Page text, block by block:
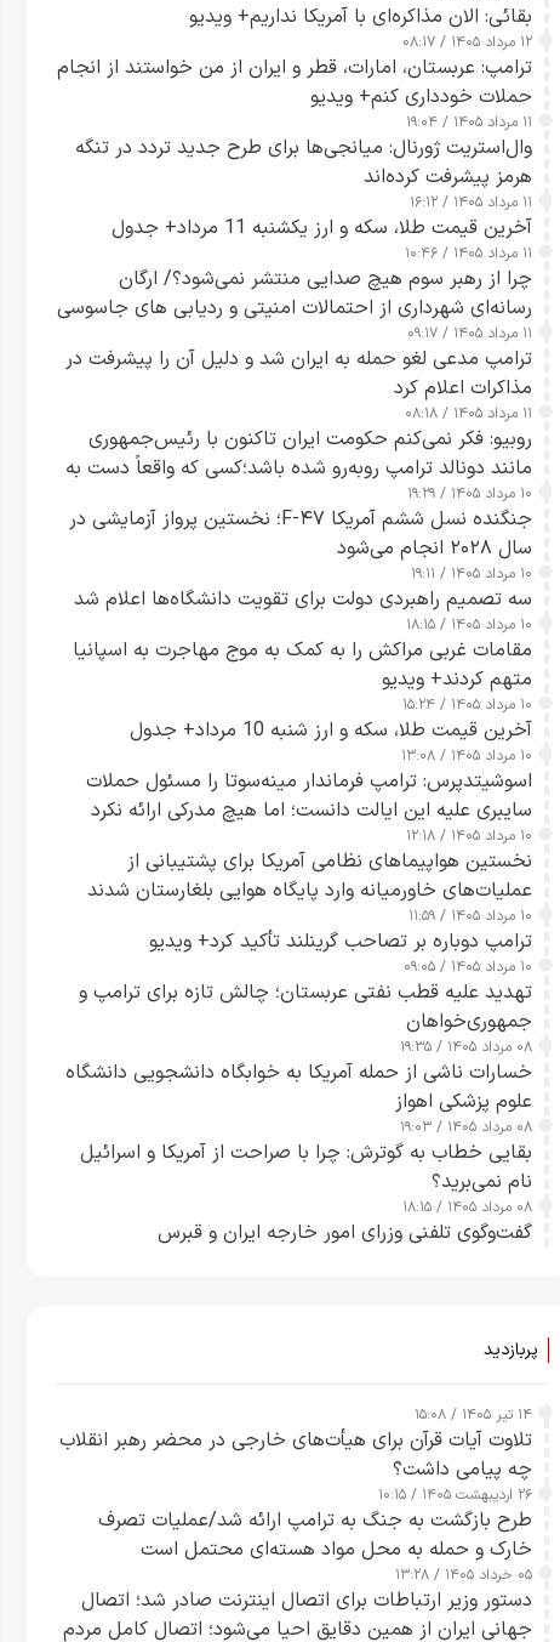
بقائی: الان مذاکره‌ای با آمریکا نداریم+ ویدیو
۱۲ مرداد ۱۴۰۵ / ۰۸:۱۷
ترامپ: عربستان، امارات، قطر و ایران از من خواستند از انجام
حملات خودداری کنم+ ویدیو
۱۱ مرداد ۱۴۰۵ / ۱۹:۰۴
وال‌استریت ژورنال: میانجی‌ها برای طرح جدید تردد در تنگه
هرمز پیشرفت کرده‌اند
۱۱ مرداد ۱۴۰۵ / ۱۶:۱۲
آخرین قیمت طلا، سکه و ارز یکشنبه 11 مرداد+ جدول
۱۱ مرداد ۱۴۰۵ / ۱۰:۴۶
چرا از رهبر سوم هیچ صدایی منتشر نمی‌شود؟/ ارگان
رسانه‌ای شهرداری از احتمالات امنیتی و ردیابی های جاسوسی
گفت
۱۱ مرداد ۱۴۰۵ / ۰۹:۱۷
ترامپ مدعی لغو حمله به ایران شد و دلیل آن را پیشرفت در
مذاکرات اعلام کرد
۱۱ مرداد ۱۴۰۵ / ۰۸:۱۸
روبیو: فکر نمی‌کنم حکومت ایران تاکنون با رئیس‌جمهوری
مانند دونالد ترامپ روبه‌رو شده باشد؛کسی که واقعاً دست به
اقدام می‌زند
۱۰ مرداد ۱۴۰۵ / ۱۹:۲۹
جنگنده نسل ششم آمریکا F-۴۷؛ نخستین پرواز آزمایشی در
سال ۲۰۲۸ انجام می‌شود
۱۰ مرداد ۱۴۰۵ / ۱۹:۱۱
سه تصمیم راهبردی دولت برای تقویت دانشگاه‌ها اعلام شد
۱۰ مرداد ۱۴۰۵ / ۱۸:۱۵
مقامات غربی مراکش را به کمک به موج مهاجرت به اسپانیا
متهم کردند+ ویدیو
۱۰ مرداد ۱۴۰۵ / ۱۵:۲۴
آخرین قیمت طلا، سکه و ارز شنبه 10 مرداد+ جدول
۱۰ مرداد ۱۴۰۵ / ۱۳:۰۸
اسوشیتدپرس: ترامپ فرماندار مینه‌سوتا را مسئول حملات
سایبری علیه این ایالت دانست؛ اما هیچ مدرکی ارائه نکرد
۱۰ مرداد ۱۴۰۵ / ۱۲:۱۸
نخستین هواپیماهای نظامی آمریکا برای پشتیبانی از
عملیات‌های خاورمیانه وارد پایگاه هوایی بلغارستان شدند
۱۰ مرداد ۱۴۰۵ / ۱۱:۵۹
ترامپ دوباره بر تصاحب گرینلند تأکید کرد+ ویدیو
۱۰ مرداد ۱۴۰۵ / ۰۹:۰۵
تهدید علیه قطب نفتی عربستان؛ چالش تازه برای ترامپ و
جمهوری‌خواهان
۰۸ مرداد ۱۴۰۵ / ۱۹:۳۵
خسارات ناشی از حمله آمریکا به خوابگاه دانشجویی دانشگاه
علوم پزشکی اهواز
۰۸ مرداد ۱۴۰۵ / ۱۹:۰۳
بقایی خطاب به گوترش: چرا با صراحت از آمریکا و اسرائیل
نام نمی‌برید؟
۰۸ مرداد ۱۴۰۵ / ۱۸:۱۵
گفت‌وگوی تلفنی وزرای امور خارجه ایران و قبرس
پربازدید
۱۴ تیر ۱۴۰۵ / ۱۵:۰۸
تلاوت آیات قرآن برای هیأت‌های خارجی در محضر رهبر انقلاب
چه پیامی داشت؟
۲۶ اردیبهشت ۱۴۰۵ / ۱۰:۱۵
طرح‌ بازگشت به جنگ به ترامپ ارائه شد/عملیات تصرف
خارک و حمله به محل مواد هسته‌ای محتمل است
۰۵ خرداد ۱۴۰۵ / ۱۳:۲۸
دستور وزیر ارتباطات برای اتصال اینترنت صادر شد؛ اتصال
جهانی ایران از همین دقایق احیا می‌شود؛ اتصال کامل مردم